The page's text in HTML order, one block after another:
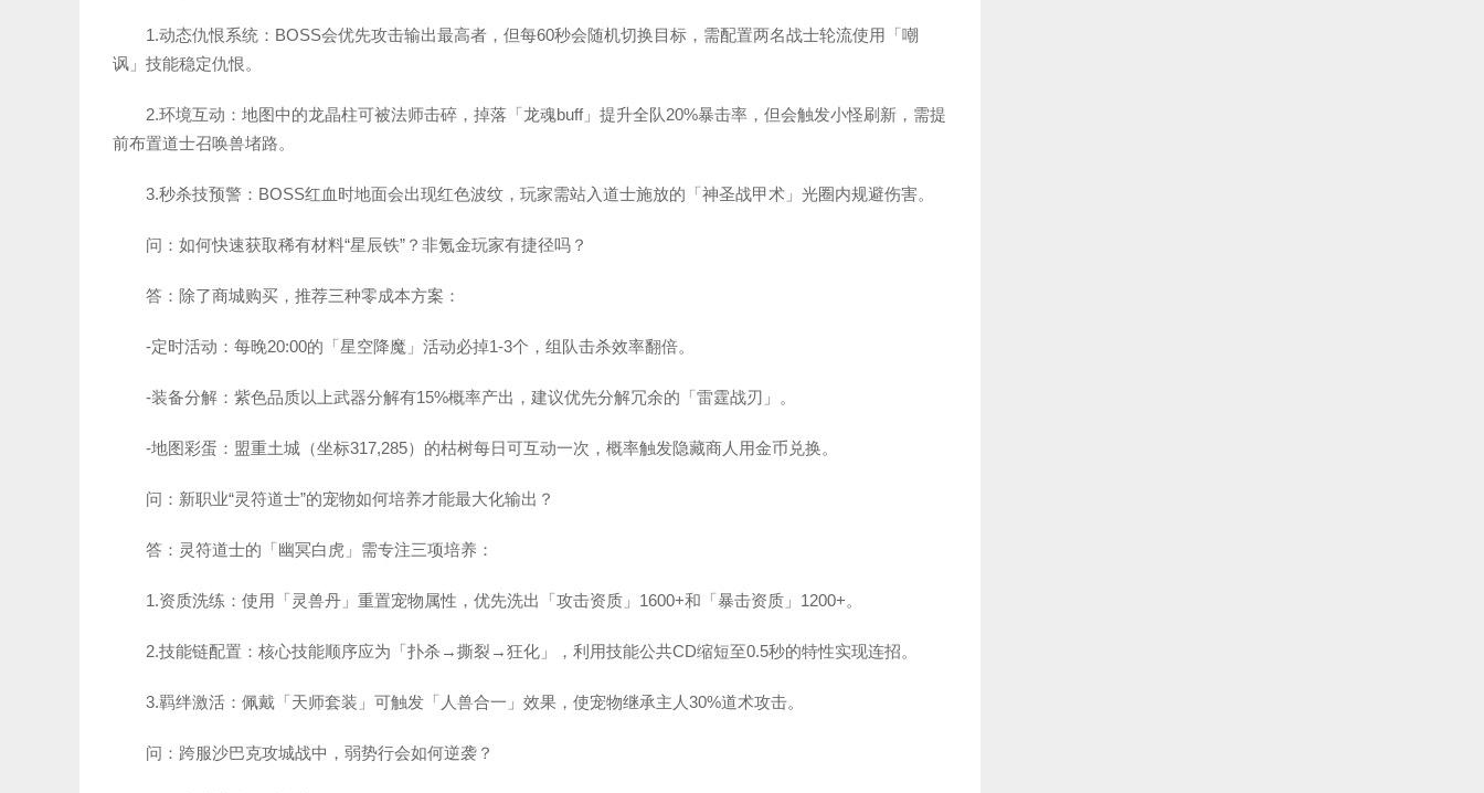
1.动态仇恨系统：BOSS会优先攻击输出最高者，但每60秒会随机切换目标，需配置两名战士轮流使用「嘲
讽」技能稳定仇恨。
2.环境互动：地图中的龙晶柱可被法师击碎，掉落「龙魂buff」提升全队20%暴击率，但会触发小怪刷新，需提
前布置道士召唤兽堵路。
3.秒杀技预警：BOSS红血时地面会出现红色波纹，玩家需站入道士施放的「神圣战甲术」光圈内规避伤害。
问：如何快速获取稀有材料“星辰铁”？非氪金玩家有捷径吗？
答：除了商城购买，推荐三种零成本方案：
-定时活动：每晚20:00的「星空降魔」活动必掉1-3个，组队击杀效率翻倍。
-装备分解：紫色品质以上武器分解有15%概率产出，建议优先分解冗余的「雷霆战刃」。
-地图彩蛋：盟重土城（坐标317,285）的枯树每日可互动一次，概率触发隐藏商人用金币兑换。
问：新职业“灵符道士”的宠物如何培养才能最大化输出？
答：灵符道士的「幽冥白虎」需专注三项培养：
1.资质洗练：使用「灵兽丹」重置宠物属性，优先洗出「攻击资质」1600+和「暴击资质」1200+。
2.技能链配置：核心技能顺序应为「扑杀→撕裂→狂化」，利用技能公共CD缩短至0.5秒的特性实现连招。
3.羁绊激活：佩戴「天师套装」可触发「人兽合一」效果，使宠物继承主人30%道术攻击。
问：跨服沙巴克攻城战中，弱势行会如何逆袭？